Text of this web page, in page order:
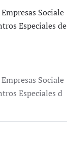
Sociale
Especiales de
Sociale
Especiales d